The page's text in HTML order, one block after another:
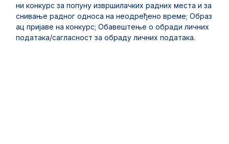
е имати прилику да разматрају оперативна и техничка
питања, размењују искуства и усаглашавају активнос
ти у циљу даљег унапређења ефикасности међунаро
дне сарадње у области систем трагања и спасавања.
ни конкурс за попуну извршилачких радних места и за
снивање радног односа на неодређено време; Образ
ац пријаве на конкурс; Обавештење о обради личних
података/сагласност за обраду личних података.